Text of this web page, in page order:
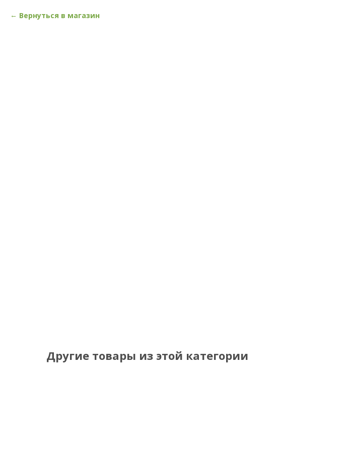
Вернуться в магазин
Другие товары из этой категории